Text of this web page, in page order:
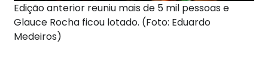
Edição anterior reuniu mais de 5 mil pessoas e
Glauce Rocha ficou lotado. (Foto: Eduardo
Medeiros)